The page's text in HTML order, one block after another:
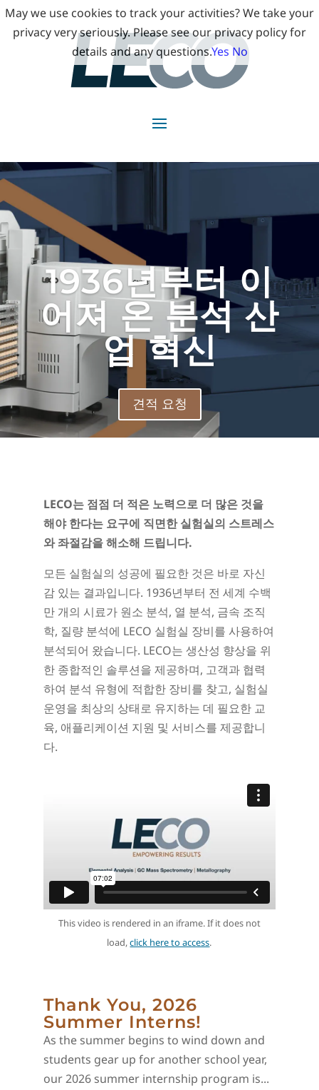
1936년부터 이
어져 온 분석 산
업 혁신
견적 요청
LECO는 점점 더 적은 노력으로 더 많은 것을
해야 한다는 요구에 직면한 실험실의 스트레스
와 좌절감을 해소해 드립니다.
모든 실험실의 성공에 필요한 것은 바로 자신
감 있는 결과입니다. 1936년부터 전 세계 수백
만 개의 시료가 원소 분석, 열 분석, 금속 조직
학, 질량 분석에 LECO 실험실 장비를 사용하여
분석되어 왔습니다. LECO는 생산성 향상을 위
한 종합적인 솔루션을 제공하며, 고객과 협력
하여 분석 유형에 적합한 장비를 찾고, 실험실
운영을 최상의 상태로 유지하는 데 필요한 교
육, 애플리케이션 지원 및 서비스를 제공합니
다.
This video is rendered in an iframe. If it does not
load,click here to access.
Thank You, 2026
Summer Interns!
As the summer begins to wind down and
students gear up for another school year,
our 2026 summer internship program is...
May we use cookies to track your activities? We take your
privacy very seriously. Please see our privacy policy for
details and any questions.Yes No